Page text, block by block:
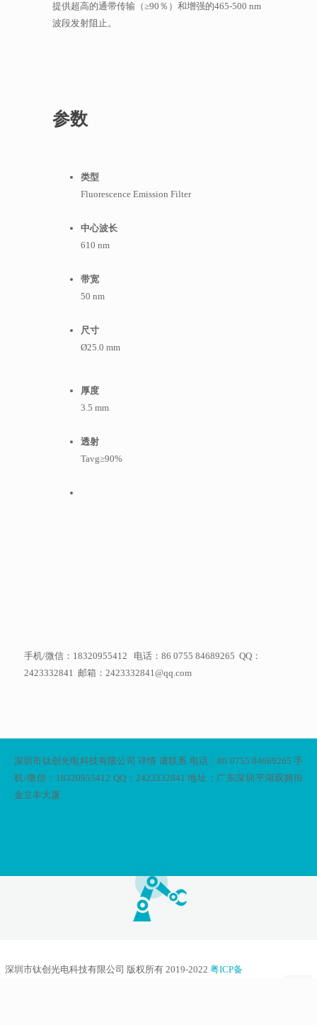
提供超高的通带传输（≥90％）和增强的465-500 nm
波段发射阻止。
参数
类型
Fluorescence Emission Filter
中心波长
610 nm
带宽
50 nm
尺寸
Ø25.0 mm
厚度
3.5 mm
透射
Tavg≥90%
手机/微信：18320955412 电话：86 0755 84689265 QQ：
2423332841 邮箱：2423332841@qq.com
深圳市钛创光电科技有限公司 详情 请联系 电话：86 0755 84689265 手
机/微信：18320955412 QQ：2423332841 地址：广东深圳平湖双拥街
金立丰大厦
深圳市钛创光电科技有限公司 版权所有 2019-2022粤ICP备